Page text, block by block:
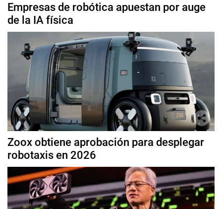
Empresas de robótica apuestan por auge
de la IA física
Zoox obtiene aprobación para desplegar
robotaxis en 2026